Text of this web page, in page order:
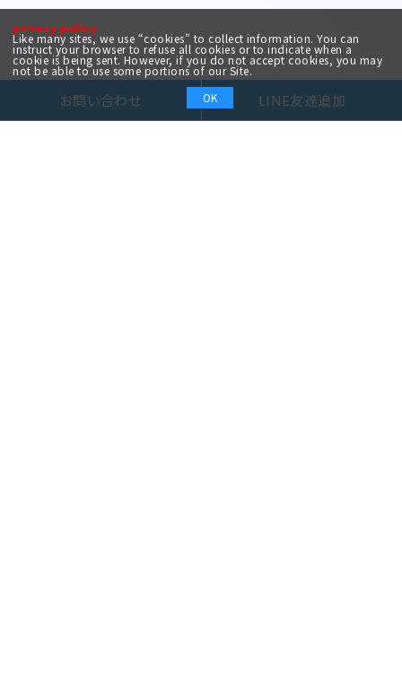
privacy policy
Like many sites, we use “cookies” to collect information. You can
instruct your browser to refuse all cookies or to indicate when a
cookie is being sent. However, if you do not accept cookies, you may
not be able to use some portions of our Site.
OK
お問い合わせ LINE友達追加